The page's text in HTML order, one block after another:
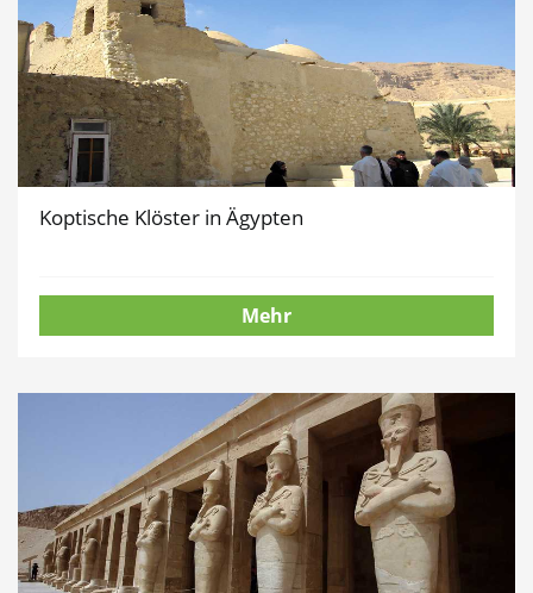
Koptische Klöster in Ägypten
Mehr